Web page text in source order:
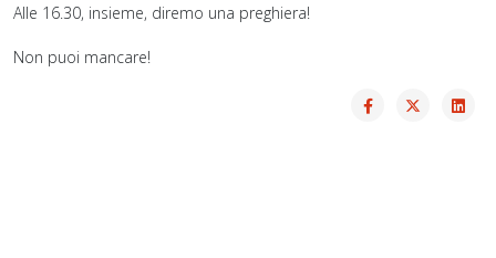
Alle 16.30, insieme, diremo una preghiera!
Non puoi mancare!